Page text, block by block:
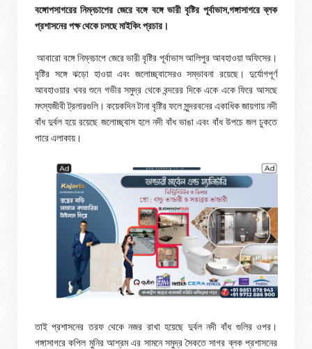
বঙ্গোপসাগরের নিম্নচাপের জেরে বঙ্গে বঙ্গে ভারী বৃষ্টির পূর্বাভাস,গঙ্গাসাগরে ব্লক
প্রশাসনের পক্ষ থেকে চলছে মাইকিং প্রচার।
আবারো বঙ্গে নিম্নচাপে জেরে ভারী বৃষ্টির পূর্বাভাস আলিপুর আবহাওয়া অফিসের।
বৃষ্টির সঙ্গে ঝড়ো হাওয়া এবং জলোচ্ছ্বাসেরও সম্ভাবনা রয়েছে। দুর্যোগপূর্ণ
আবহাওয়ার খবর শুনে গভীর সমুদ্র থেকে বন্দরের দিকে একে একে ফিরে আসছে
মৎস্যজীবী ট্রলারগুলি। কয়েকদিন টানা বৃষ্টির ফলে সুন্দরবনের একাধিক জায়গায় নদী
বাঁধ দুর্বল হয়ে রয়েছে জলোচ্ছ্বাস হলে নদী বাঁধ ভাঙা এবং বাঁধ উপচে জল ঢুকতে
পারে এলাকায়।
তাই প্রশাসনের তরফ থেকে নজর রাখা হয়েছে দুর্বল নদী বাঁধ গুলির ওপর।
গঙ্গাসাগরে কপিল মুনির আশ্রম এর সামনে সমুদ্র সৈকতে সাগর ব্লক প্রশাসনের